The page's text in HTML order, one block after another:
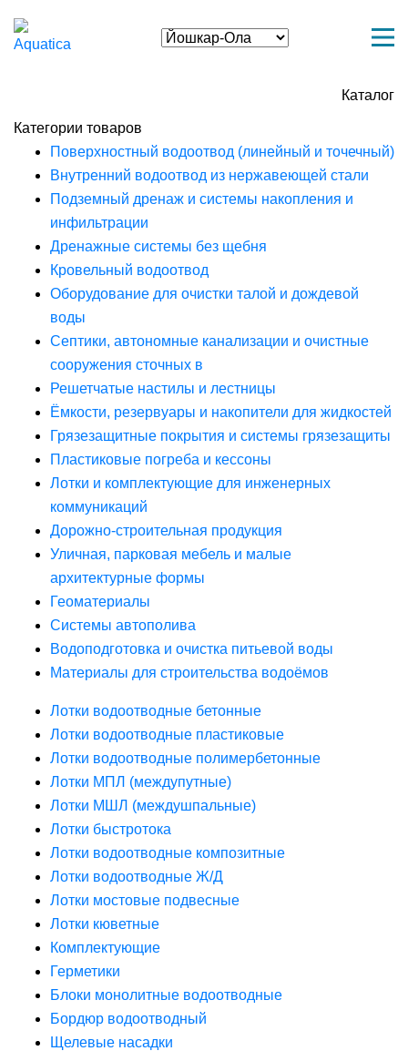
Каталог
Категории товаров
Поверхностный водоотвод (линейный и точечный)
Внутренний водоотвод из нержавеющей стали
Подземный дренаж и системы накопления и
инфильтрации
Дренажные системы без щебня
Кровельный водоотвод
Оборудование для очистки талой и дождевой
воды
Септики, автономные канализации и очистные
сооружения сточных в
Решетчатые настилы и лестницы
Ёмкости, резервуары и накопители для жидкостей
Грязезащитные покрытия и системы грязезащиты
Пластиковые погреба и кессоны
Лотки и комплектующие для инженерных
коммуникаций
Дорожно-строительная продукция
Уличная, парковая мебель и малые
архитектурные формы
Геоматериалы
Системы автополива
Водоподготовка и очистка питьевой воды
Материалы для строительства водоёмов
Лотки водоотводные бетонные
Лотки водоотводные пластиковые
Лотки водоотводные полимербетонные
Лотки МПЛ (междупутные)
Лотки МШЛ (междушпальные)
Лотки быстротока
Лотки водоотводные композитные
Лотки водоотводные Ж/Д
Лотки мостовые подвесные
Лотки кюветные
Комплектующие
Герметики
Блоки монолитные водоотводные
Бордюр водоотводный
Щелевые насадки